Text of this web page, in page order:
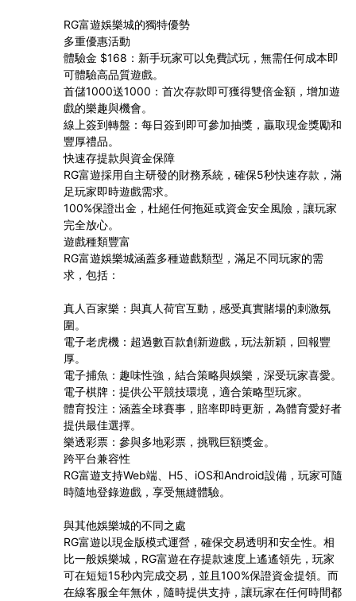
RG富遊娛樂城的獨特優勢
多重優惠活動
體驗金 $168：新手玩家可以免費試玩，無需任何成本即
可體驗高品質遊戲。
首儲1000送1000：首次存款即可獲得雙倍金額，增加遊
戲的樂趣與機會。
線上簽到轉盤：每日簽到即可參加抽獎，贏取現金獎勵和
豐厚禮品。
快速存提款與資金保障
RG富遊採用自主研發的財務系統，確保5秒快速存款，滿
足玩家即時遊戲需求。
100%保證出金，杜絕任何拖延或資金安全風險，讓玩家
完全放心。
遊戲種類豐富
RG富遊娛樂城涵蓋多種遊戲類型，滿足不同玩家的需
求，包括：
真人百家樂：與真人荷官互動，感受真實賭場的刺激氛
圍。
電子老虎機：超過數百款創新遊戲，玩法新穎，回報豐
厚。
電子捕魚：趣味性強，結合策略與娛樂，深受玩家喜愛。
電子棋牌：提供公平競技環境，適合策略型玩家。
體育投注：涵蓋全球賽事，賠率即時更新，為體育愛好者
提供最佳選擇。
樂透彩票：參與多地彩票，挑戰巨額獎金。
跨平台兼容性
RG富遊支持Web端、H5、iOS和Android設備，玩家可隨
時隨地登錄遊戲，享受無縫體驗。
與其他娛樂城的不同之處
RG富遊以現金版模式運營，確保交易透明和安全性。相
比一般娛樂城，RG富遊在存提款速度上遙遙領先，玩家
可在短短15秒內完成交易，並且100%保證資金提領。而
在線客服全年無休，隨時提供支持，讓玩家在任何時間都